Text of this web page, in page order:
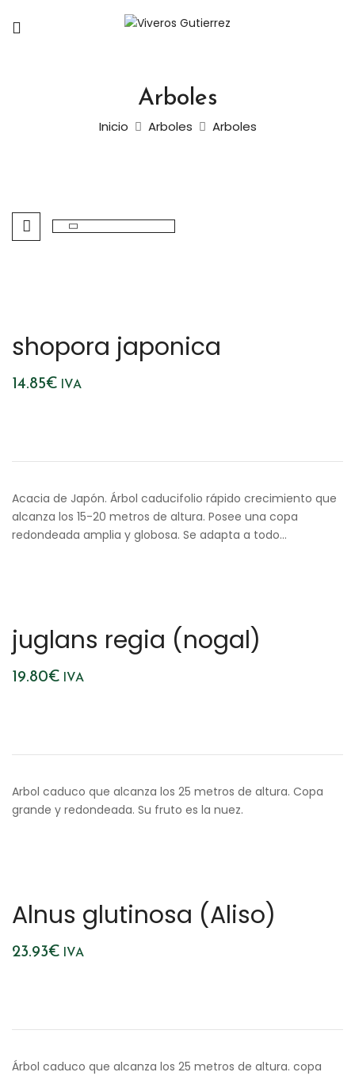
Arboles
Inicio Arboles Arboles
shopora japonica
14.85€ IVA
Acacia de Japón. Árbol caducifolio rápido crecimiento que
alcanza los 15-20 metros de altura. Posee una copa
redondeada amplia y globosa. Se adapta a todo…
juglans regia (nogal)
19.80€ IVA
Arbol caduco que alcanza los 25 metros de altura. Copa
grande y redondeada. Su fruto es la nuez.
Alnus glutinosa (Aliso)
23.93€ IVA
Árbol caduco que alcanza los 25 metros de altura. copa